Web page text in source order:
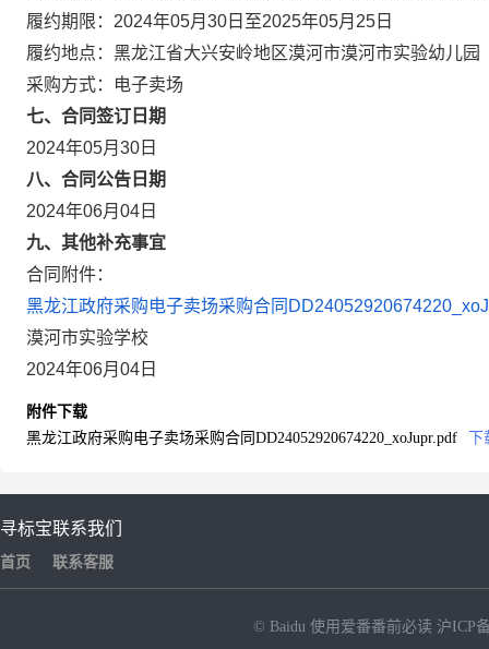
履约期限：2024年05月30日至2025年05月25日
履约地点：黑龙江省大兴安岭地区漠河市漠河市实验幼儿园
采购方式：电子卖场
七、合同签订日期
2024年05月30日
八、合同公告日期
2024年06月04日
九、其他补充事宜
合同附件：
黑龙江政府采购电子卖场采购合同
漠河市实验学校
2024年06月04日
附件下载
黑龙江政府采购电子卖场采购合同DD24052920674220_xoJupr.pdf
寻标宝
首页
联系我们
联系客服
© Baidu 使用爱番番前必读 沪ICP